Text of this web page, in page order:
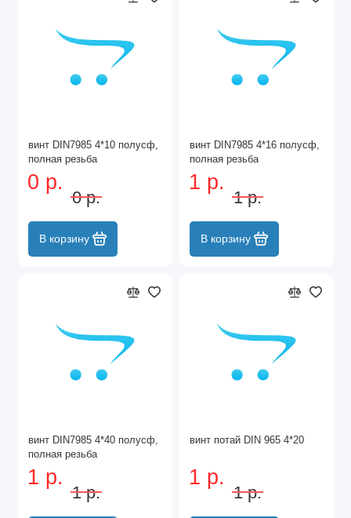
винт DIN7985 4*10 полусф,
полная резьба
0 р.
0 р.
В корзину
винт DIN7985 4*16 полусф,
полная резьба
1 р.
1 р.
В корзину
винт DIN7985 4*40 полусф,
полная резьба
1 р.
1 р.
винт потай DIN 965 4*20
1 р.
1 р.